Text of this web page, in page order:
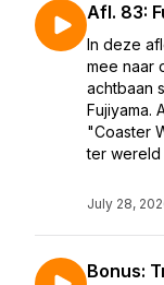
Afl. 83:
In deze
mee naar
achtbaan
Fujiyama.
"Coaster
ter wereld
July 28,
Bonus: